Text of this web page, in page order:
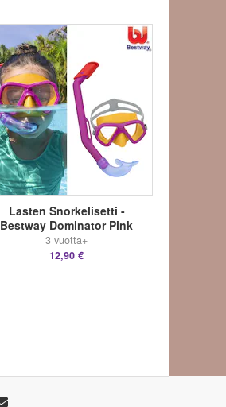
Lasten Snorkelisetti -
Bestway Dominator Pink
3 vuotta+
12,90 €